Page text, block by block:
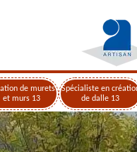
de murets
et murs 13
Spécialiste en
de dalle 13